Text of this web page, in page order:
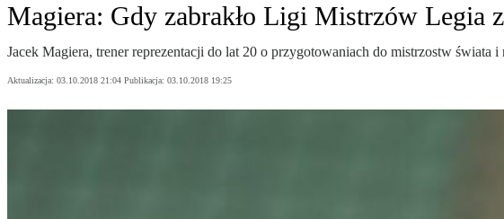
Magiera: Gdy zabrakło Ligi Mistrzów Legia
Jacek Magiera, trener reprezentacji do lat 20 o przygotowaniach do mistrzostw świata
Aktualizacja: 03.10.2018 21:04 Publikacja: 03.10.2018 19:25